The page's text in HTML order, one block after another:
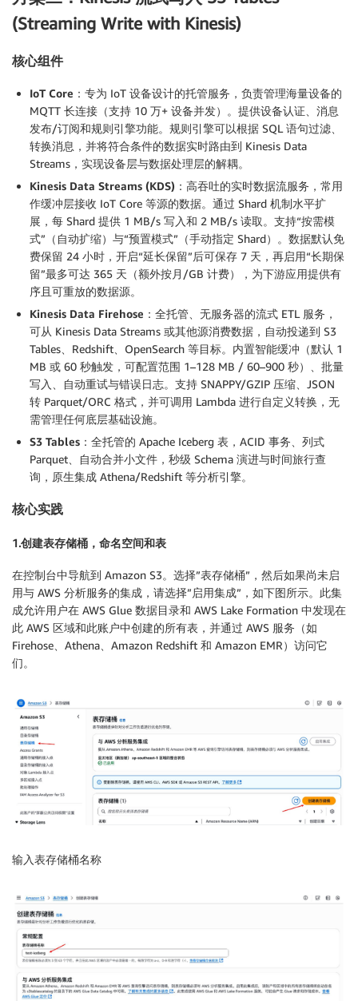
(Streaming Write with Kinesis)
核心组件
IoT Core ：专为 IoT 设备设计的托管服务，负责管理海量设备的
MQTT 长连接（支持 10 万+ 设备并发）。提供设备认证、消息
发布/订阅和规则引擎功能。规则引擎可以根据 SQL 语句过滤、
转换消息，并将符合条件的数据实时路由到 Kinesis Data
Streams，实现设备层与数据处理层的解耦。
Kinesis Data Streams (KDS) ：高吞吐的实时数据流服务，常用
作缓冲层接收 IoT Core 等源的数据。通过 Shard 机制水平扩
展，每 Shard 提供 1 MB/s 写入和 2 MB/s 读取。支持“按需模
式”（自动扩缩）与“预置模式”（手动指定 Shard）。数据默认免
费保留 24 小时，开启“延长保留”后可保存 7 天，再启用“长期保
留”最多可达 365 天（额外按月/GB 计费），为下游应用提供有
序且可重放的数据源。
Kinesis Data Firehose ：全托管、无服务器的流式 ETL 服务，
可从 Kinesis Data Streams 或其他源消费数据，自动投递到 S3
Tables、Redshift、OpenSearch 等目标。内置智能缓冲（默认 1
MB 或 60 秒触发，可配置范围 1–128 MB / 60–900 秒）、批量
写入、自动重试与错误日志。支持 SNAPPY/GZIP 压缩、JSON
转 Parquet/ORC 格式，并可调用 Lambda 进行自定义转换，无
需管理任何底层基础设施。
S3 Tables ：全托管的 Apache Iceberg 表，ACID 事务、列式
Parquet、自动合并小文件，秒级 Schema 演进与时间旅行查
询，原生集成 Athena/Redshift 等分析引擎。
核心实践
1.创建表存储桶，命名空间和表
在控制台中导航到 Amazon S3。选择”表存储桶”，然后如果尚未启
用与 AWS 分析服务的集成，请选择”启用集成”，如下图所示。此集
成允许用户在 AWS Glue 数据目录和 AWS Lake Formation 中发现在
此 AWS 区域和此账户中创建的所有表，并通过 AWS 服务（如
Firehose、Athena、Amazon Redshift 和 Amazon EMR）访问它
们。
输入表存储桶名称